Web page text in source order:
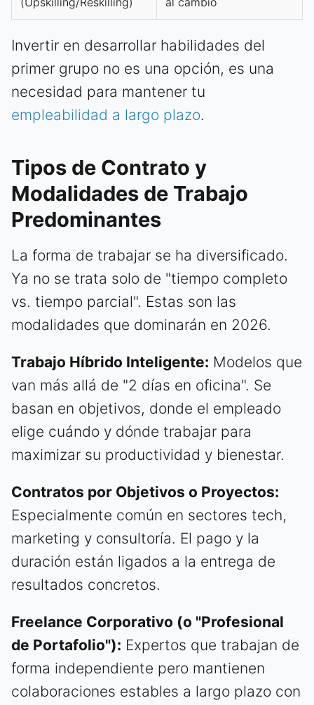
Invertir en desarrollar habilidades del
primer grupo no es una opción, es una
necesidad para mantener tu
empleabilidad a largo plazo.
Tipos de Contrato y
Modalidades de Trabajo
Predominantes
La forma de trabajar se ha diversificado.
Ya no se trata solo de "tiempo completo
vs. tiempo parcial". Estas son las
modalidades que dominarán en 2026.
Trabajo Híbrido Inteligente: Modelos que
van más allá de "2 días en oficina". Se
basan en objetivos, donde el empleado
elige cuándo y dónde trabajar para
maximizar su productividad y bienestar.
Contratos por Objetivos o Proyectos:
Especialmente común en sectores tech,
marketing y consultoría. El pago y la
duración están ligados a la entrega de
resultados concretos.
Freelance Corporativo (o "Profesional
de Portafolio"): Expertos que trabajan de
forma independiente pero mantienen
colaboraciones estables a largo plazo con